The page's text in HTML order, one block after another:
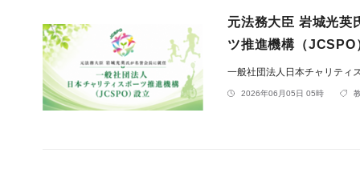
元法務大臣 岩城光英
ツ推進機構（JCSPO
一般社団法人日本チャリティ
2026年06月05日 05時